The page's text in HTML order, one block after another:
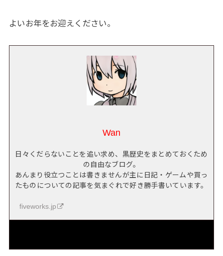
よいお年をお迎えください。
Wan
日々くだらないことを追い求め、黒歴史をまとめておくため
の自由なブログ。
あんまり役立つことは書きませんが主に日記・ゲームや買っ
たものについての記事を気まぐれで好き勝手書いています。
fiveworks.jp